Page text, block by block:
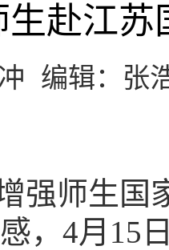
生赴江
编辑：张
强师生国
，4月15